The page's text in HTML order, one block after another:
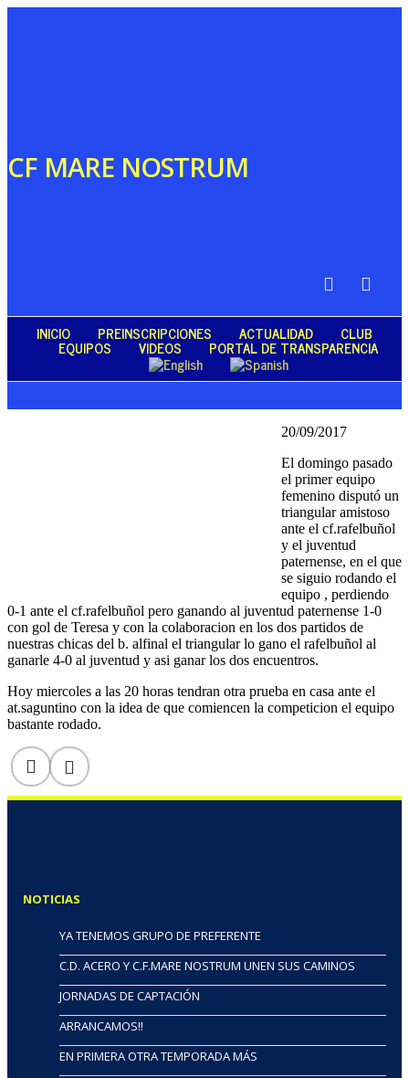
CF MARE NOSTRUM
INICIO PREINSCRIPCIONES ACTUALIDAD CLUB
EQUIPOS VIDEOS PORTAL DE TRANSPARENCIA
20/09/2017
El domingo pasado
el primer equipo
femenino disputó un
triangular amistoso
ante el cf.rafelbuñol
y el juventud
paternense, en el que
se siguio rodando el
equipo , perdiendo
0-1 ante el cf.rafelbuñol pero ganando al juventud paternense 1-0
con gol de Teresa y con la colaboracion en los dos partidos de
nuestras chicas del b. alfinal el triangular lo gano el rafelbuñol al
ganarle 4-0 al juventud y asi ganar los dos encuentros.
Hoy miercoles a las 20 horas tendran otra prueba en casa ante el
at.saguntino con la idea de que comiencen la competicion el equipo
bastante rodado.
NOTICIAS
YA TENEMOS GRUPO DE PREFERENTE
C.D. ACERO Y C.F.MARE NOSTRUM UNEN SUS CAMINOS
JORNADAS DE CAPTACIÓN
ARRANCAMOS!!
EN PRIMERA OTRA TEMPORADA MÁS